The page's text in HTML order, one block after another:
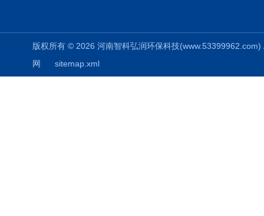
版权所有 © 2026 河南智科弘润环保科技
网
sitemap.xml